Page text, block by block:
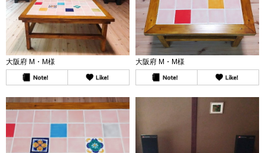
大阪府 M・M様 大阪府 M・M様